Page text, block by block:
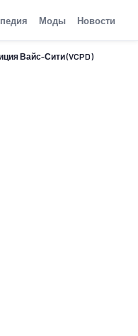
Моды Новости
Вайс-Сити (VCPD)